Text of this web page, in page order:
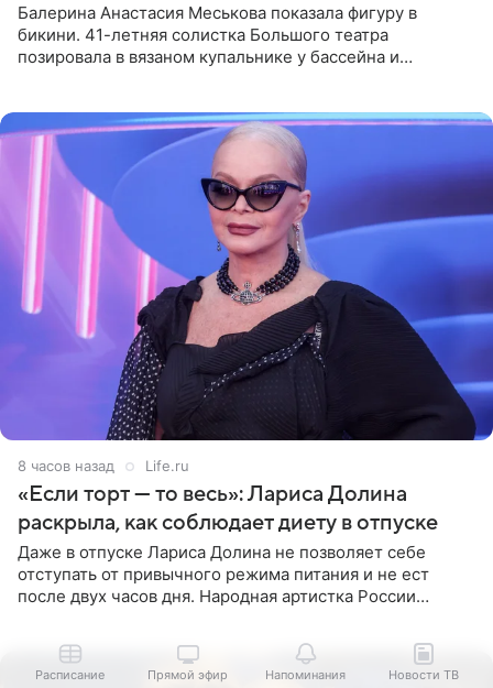
Балерина Анастасия Меськова показала фигуру в
бикини. 41-летняя солистка Большого театра
позировала в вязаном купальнике у бассейна и
8 часов назад Life.ru
«Если торт — то весь»: Лариса Долина
раскрыла, как соблюдает диету в отпуске
Даже в отпуске Лариса Долина не позволяет себе
отступать от привычного режима питания и не ест
после двух часов дня. Народная артистка России
отдыхе, когда
Расписание Прямой эфир Напоминания Новости ТВ